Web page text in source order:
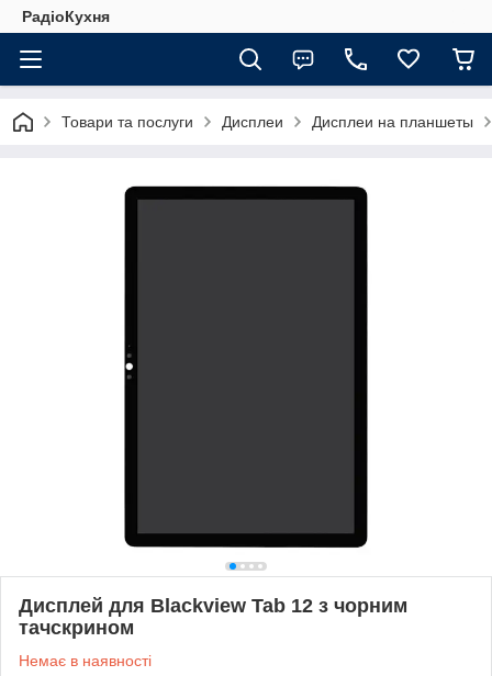
РадіоКухня
Товари та послуги Дисплеи Дисплеи на планшеты
Дисплей для Blackview Tab 12 з чорним
тачскрином
Немає в наявності